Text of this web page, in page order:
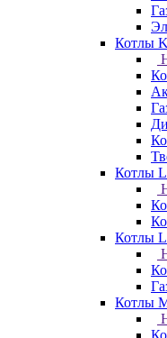
Котлы
Котлы
Котлы
Котлы